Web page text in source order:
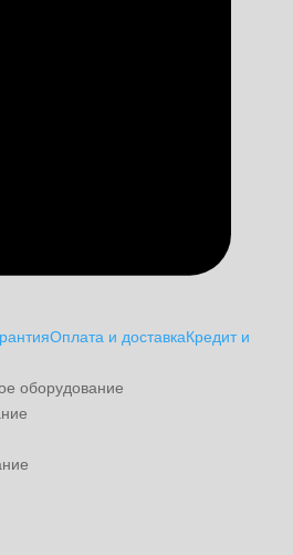
Оплата и доставкаКредит и
оборудование